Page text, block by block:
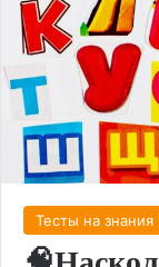
Тесты на знания